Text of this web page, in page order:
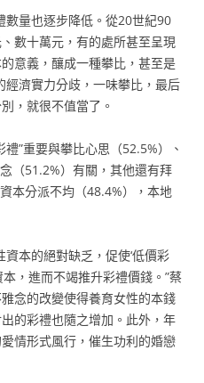
數量也逐步降低。從20世紀90
數十萬元，有的處所甚至呈現
意義，釀成一種攀比，甚至是
經濟實力分歧，一味攀比，最后
，就很不值當了。
”重要與攀比心思（52.5%）、
（51.2%）有關，其他還有拜
本分派不均（48.4%），本地
本的絕對缺乏，促使‘低價彩
，進而不竭推升彩禮價錢。”蔡
念的改變使得養育女性的本錢
的彩禮也隨之增加。此外，年
情形式風行，催生功利的婚戀